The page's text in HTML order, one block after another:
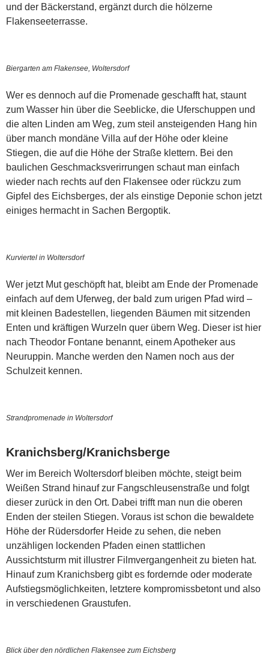
und der Bäckerstand, ergänzt durch die hölzerne
Flakenseeterrasse.
Biergarten am Flakensee, Woltersdorf
Wer es dennoch auf die Promenade geschafft hat, staunt
zum Wasser hin über die Seeblicke, die Uferschuppen und
die alten Linden am Weg, zum steil ansteigenden Hang hin
über manch mondäne Villa auf der Höhe oder kleine
Stiegen, die auf die Höhe der Straße klettern. Bei den
baulichen Geschmacksverirrungen schaut man einfach
wieder nach rechts auf den Flakensee oder rückzu zum
Gipfel des Eichsberges, der als einstige Deponie schon jetzt
einiges hermacht in Sachen Bergoptik.
Kurviertel in Woltersdorf
Wer jetzt Mut geschöpft hat, bleibt am Ende der Promenade
einfach auf dem Uferweg, der bald zum urigen Pfad wird –
mit kleinen Badestellen, liegenden Bäumen mit sitzenden
Enten und kräftigen Wurzeln quer übern Weg. Dieser ist hier
nach Theodor Fontane benannt, einem Apotheker aus
Neuruppin. Manche werden den Namen noch aus der
Schulzeit kennen.
Strandpromenade in Woltersdorf
Kranichsberg/Kranichsberge
Wer im Bereich Woltersdorf bleiben möchte, steigt beim
Weißen Strand hinauf zur Fangschleusenstraße und folgt
dieser zurück in den Ort. Dabei trifft man nun die oberen
Enden der steilen Stiegen. Voraus ist schon die bewaldete
Höhe der Rüdersdorfer Heide zu sehen, die neben
unzähligen lockenden Pfaden einen stattlichen
Aussichtsturm mit illustrer Filmvergangenheit zu bieten hat.
Hinauf zum Kranichsberg gibt es fordernde oder moderate
Aufstiegsmöglichkeiten, letztere kompromissbetont und also
in verschiedenen Graustufen.
Blick über den nördlichen Flakensee zum Eichsberg